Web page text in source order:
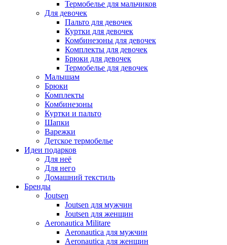
Термобелье для мальчиков
Для девочек
Пальто для девочек
Куртки для девочек
Комбинезоны для девочек
Комплекты для девочек
Брюки для девочек
Термобелье для девочек
Малышам
Брюки
Комплекты
Комбинезоны
Куртки и пальто
Шапки
Варежки
Детское термобелье
Идеи подарков
Для неё
Для него
Домашний текстиль
Бренды
Joutsen
Joutsen для мужчин
Joutsen для женщин
Aeronautica Militare
Aeronautica для мужчин
Aeronautica для женщин